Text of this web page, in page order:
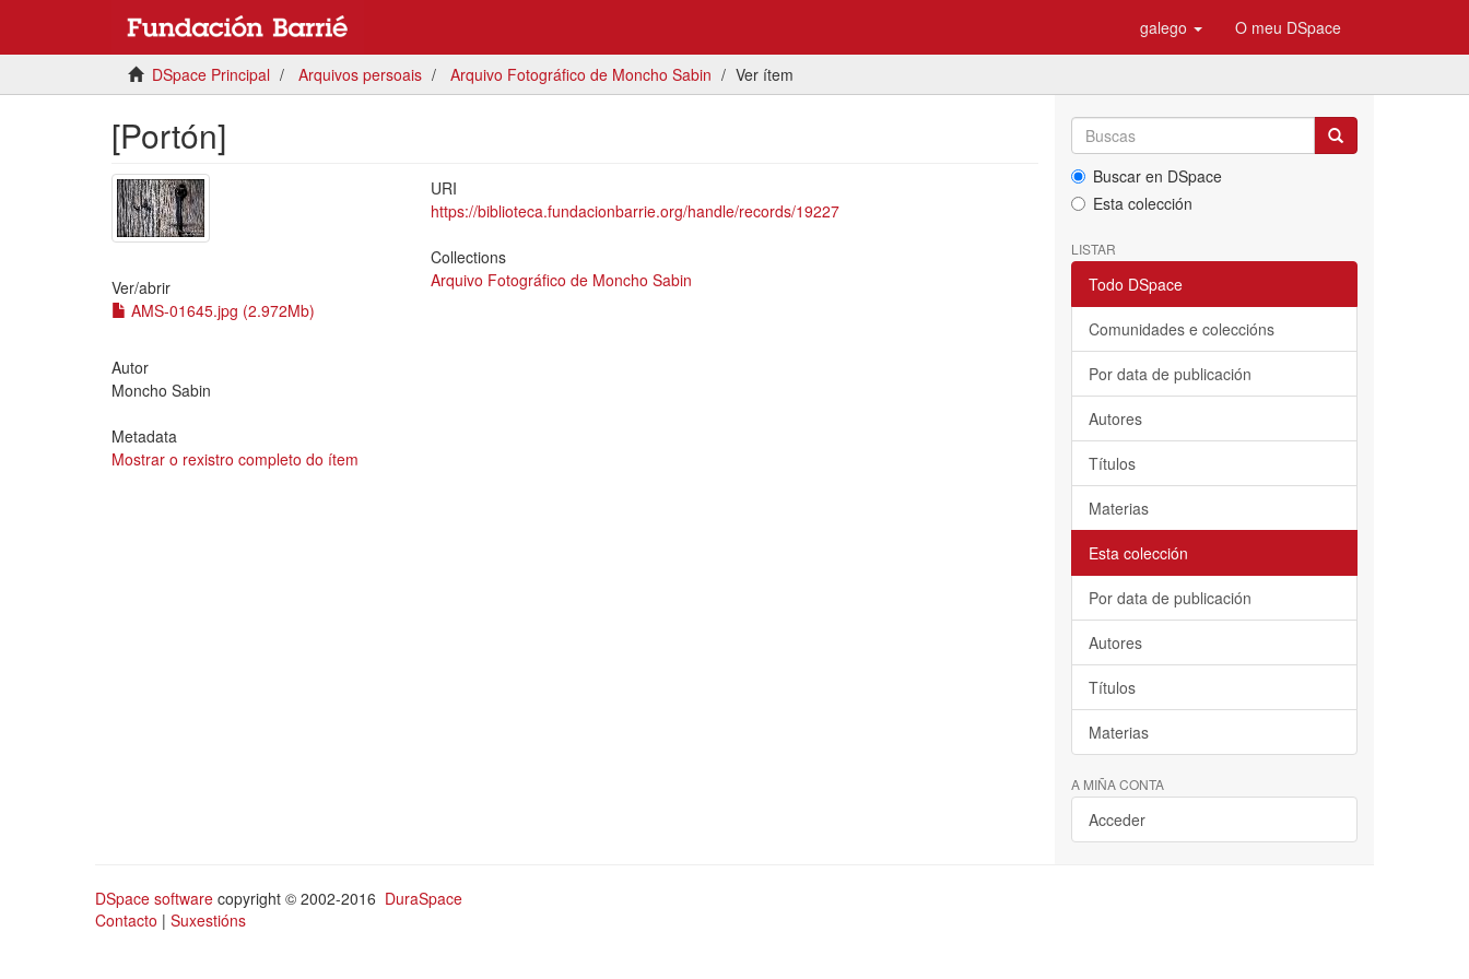
galego O meu DSpace
DSpace Principal Arquivos persoais Arquivo Fotográfico de Moncho Sabin Ver ítem
[Portón]
Ver/abrir
AMS-01645.jpg (2.972Mb)
Autor
Moncho Sabin
Metadata
Mostrar o rexistro completo do ítem
URI
https://biblioteca.fundacionbarrie.org/handle/records/19227
Collections
Arquivo Fotográfico de Moncho Sabin
Buscar en DSpace
Esta colección
LISTAR
Todo DSpace
Comunidades e coleccións
Por data de publicación
Autores
Títulos
Materias
Esta colección
Por data de publicación
Autores
Títulos
Materias
A MIÑA CONTA
Acceder
DSpace software copyright © 2002-2016 DuraSpace
Contacto | Suxestións